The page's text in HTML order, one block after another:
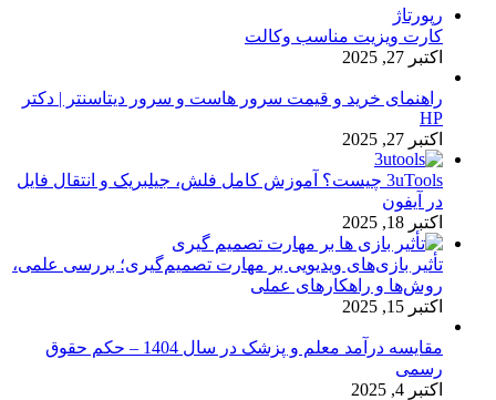
رپورتاژ
کارت ویزیت مناسب وکالت
اکتبر 27, 2025
راهنمای خرید و قیمت سرور هاست و سرور دیتاسنتر | دکتر
HP
اکتبر 27, 2025
3uTools چیست؟ آموزش کامل فلش، جیلبریک و انتقال فایل
در آیفون
اکتبر 18, 2025
تأثیر بازی‌های ویدیویی بر مهارت تصمیم‌گیری؛ بررسی علمی،
روش‌ها و راهکارهای عملی
اکتبر 15, 2025
مقایسه درآمد معلم و پزشک در سال 1404 – حکم حقوق
رسمی
اکتبر 4, 2025